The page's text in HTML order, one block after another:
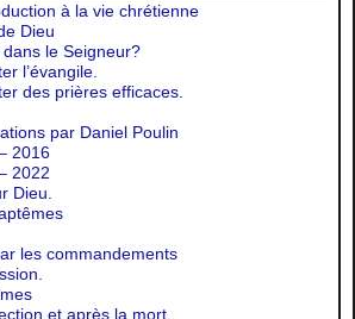
à la vie chrétienne
Dieu
le Seigneur?
l’évangile.
des prières efficaces.
par Daniel Poulin
2016
2022
Dieu.
les commandements
et après la mort.